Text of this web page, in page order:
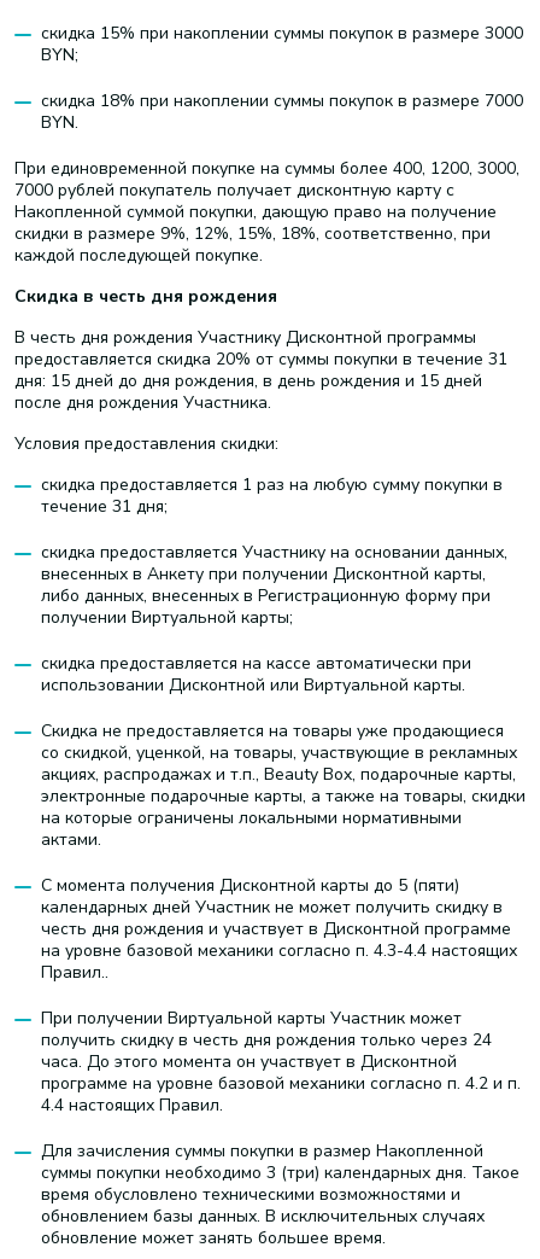
скидка 15% при накоплении суммы покупок в размере 3000
BYN;
скидка 18% при накоплении суммы покупок в размере 7000
BYN.
При единовременной покупке на суммы более 400, 1200, 3000,
7000 рублей покупатель получает дисконтную карту с
Накопленной суммой покупки, дающую право на получение
скидки в размере 9%, 12%, 15%, 18%, соответственно, при
каждой последующей покупке.
Скидка в честь дня рождения
В честь дня рождения Участнику Дисконтной программы
предоставляется скидка 20% от суммы покупки в течение 31
дня: 15 дней до дня рождения, в день рождения и 15 дней
после дня рождения Участника.
Условия предоставления скидки:
скидка предоставляется 1 раз на любую сумму покупки в
течение 31 дня;
скидка предоставляется Участнику на основании данных,
внесенных в Анкету при получении Дисконтной карты,
либо данных, внесенных в Регистрационную форму при
получении Виртуальной карты;
скидка предоставляется на кассе автоматически при
использовании Дисконтной или Виртуальной карты.
Скидка не предоставляется на товары уже продающиеся
со скидкой, уценкой, на товары, участвующие в рекламных
акциях, распродажах и т.п., Beauty Box, подарочные карты,
электронные подарочные карты, а также на товары, скидки
на которые ограничены локальными нормативными
актами.
С момента получения Дисконтной карты до 5 (пяти)
календарных дней Участник не может получить скидку в
честь дня рождения и участвует в Дисконтной программе
на уровне базовой механики согласно п. 4.3-4.4 настоящих
Правил..
При получении Виртуальной карты Участник может
получить скидку в честь дня рождения только через 24
часа. До этого момента он участвует в Дисконтной
программе на уровне базовой механики согласно п. 4.2 и п.
4.4 настоящих Правил.
Для зачисления суммы покупки в размер Накопленной
суммы покупки необходимо 3 (три) календарных дня. Такое
время обусловлено техническими возможностями и
обновлением базы данных. В исключительных случаях
обновление может занять большее время.